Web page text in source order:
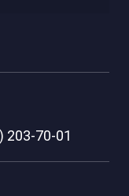
203-70-01